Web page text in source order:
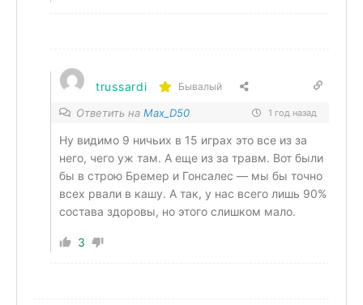
trussardi Бывалый
Ответить на Max_D50 1 год назад
Ну видимо 9 ничьих в 15 играх это все из за
него, чего уж там. А еще из за травм. Вот были
бы в строю Бремер и Гонсалес — мы бы точно
всех рвали в кашу. А так, у нас всего лишь 90%
состава здоровы, но этого слишком мало.
3